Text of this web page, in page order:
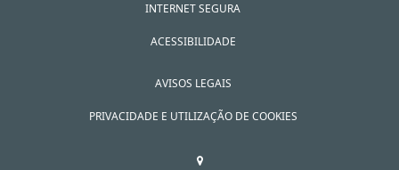
INTERNET SEGURA
ACESSIBILIDADE
AVISOS LEGAIS
PRIVACIDADE E UTILIZAÇÃO DE COOKIES